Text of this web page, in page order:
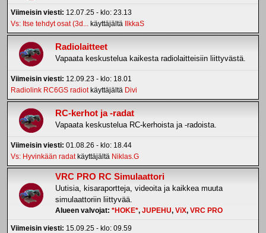
Viimeisin viesti: 12.07.25 - klo: 23.13
Vs: Itse tehdyt osat (3d... käyttäjältä IlkkaS
Radiolaitteet
Vapaata keskustelua kaikesta radiolaitteisiin liittyvästä.
Viimeisin viesti: 12.09.23 - klo: 18.01
Radiolink RC6GS radiotkäyttäjältä Divi
RC-kerhot ja -radat
Vapaata keskustelua RC-kerhoista ja -radoista.
Viimeisin viesti: 01.08.26 - klo: 18.44
Vs: Hyvinkään radatkäyttäjältä Niklas.G
VRC PRO RC Simulaattori
Uutisia, kisaraportteja, videoita ja kaikkea muuta
simulaattoriin liittyvää.
Alueen valvojat: *HOKE*, JUPEHU, ViX, VRC PRO
Viimeisin viesti: 15.09.25 - klo: 09.59